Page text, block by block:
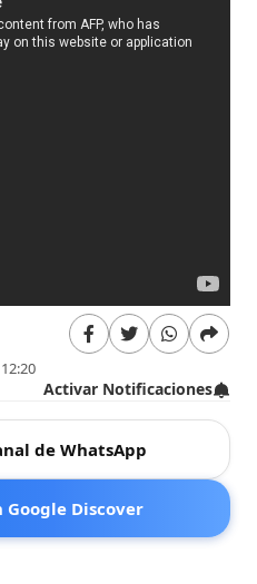
Activar Notificaciones
de WhatsApp
Google Discover